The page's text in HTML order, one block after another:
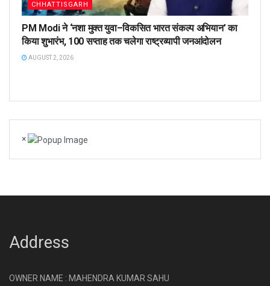
CHHATTISGARH
PM Modi ने ‘नशा मुक्त युवा–विकसित भारत संकल्प अभियान’ का
किया शुभारंभ, 100 सप्ताह तक चलेगा राष्ट्रव्यापी जनआंदोलन
AUGUST 2, 2026
×
Address
OWNER NAME : MAHENDRA KUMAR SAHU